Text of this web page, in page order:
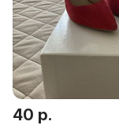
40 р.